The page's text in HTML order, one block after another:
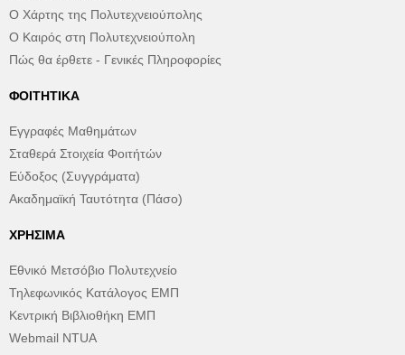
Ο Χάρτης της Πολυτεχνειούπολης
Ο Καιρός στη Πολυτεχνειούπολη
Πώς θα έρθετε - Γενικές Πληροφορίες
ΦΟΙΤΗΤΙΚΆ
Εγγραφές Μαθημάτων
Σταθερά Στοιχεία Φοιτήτών
Εύδοξος (Συγγράματα)
Ακαδημαϊκή Ταυτότητα (Πάσο)
ΧΡΉΣΙΜΑ
Εθνικό Μετσόβιο Πολυτεχνείο
Τηλεφωνικός Κατάλογος ΕΜΠ
Κεντρική Βιβλιοθήκη ΕΜΠ
Webmail NTUA